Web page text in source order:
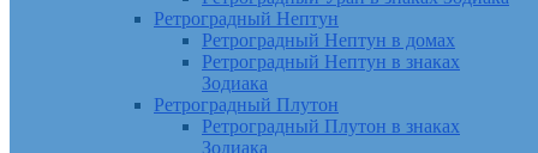
Ретроградный Нептун
Ретроградный Нептун в домах
Ретроградный Нептун в знаках
Зодиака
Ретроградный Плутон
Ретроградный Плутон в знаках
Зодиака